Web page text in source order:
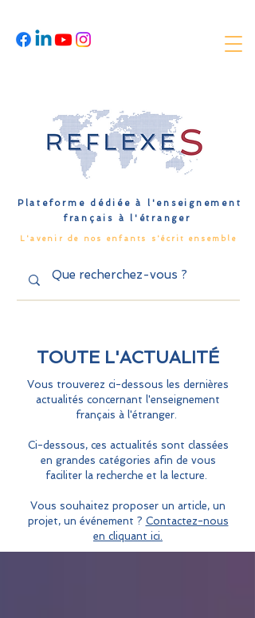
Plateforme dédiée à l'enseignement
français à l'étranger
L'avenir de nos enfants s'écrit ensemble
TOUTE L'ACTUALITÉ
Vous trouverez ci-dessous les dernières
actualités concernant l'enseignement
français à l'étranger.
Ci-dessous, ces actualités sont classées
en grandes catégories afin de vous
faciliter la recherche et la lecture.
Vous souhaitez proposer un article, un
projet, un événement ? Contactez-nous
en cliquant ici.